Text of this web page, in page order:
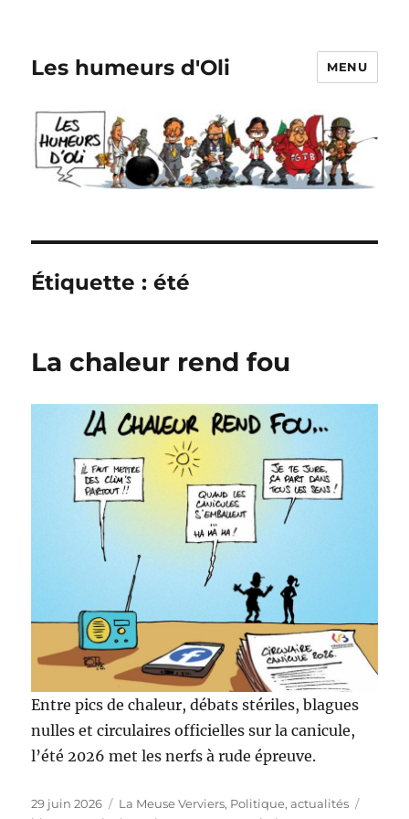
Les humeurs d'Oli MENU
Étiquette :été
La chaleur rend fou
Entre pics de chaleur, débats stériles, blagues
nulles et circulaires officielles sur la canicule,
l’été 2026 met les nerfs à rude épreuve.
Publié
29 juin 2026 Catégories
La Meuse Verviers, Politique, actualités